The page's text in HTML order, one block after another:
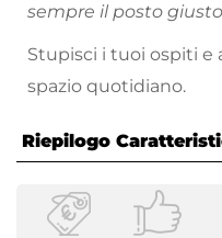
sempre il posto
Stupisci i tuoi ospiti e
spazio quotidiano.
Riepilogo
Caratteristiche
Serie